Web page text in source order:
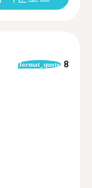
format_quote 8